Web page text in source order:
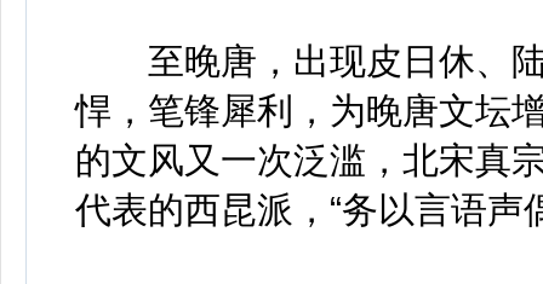
至晚唐，出现皮日休、陆
悍，笔锋犀利，为晚唐文坛
的文风又一次泛滥，北宋真
代表的西昆派，“务以言语声